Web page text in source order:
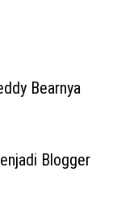
Bearnya
Blogger